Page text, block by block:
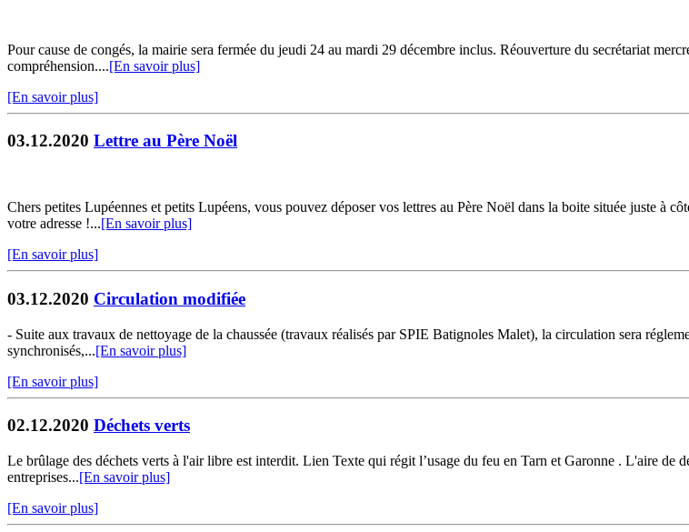
Pour cause de congés, la mairie sera fermée du jeudi 24 au mardi 29 décembre inclus. Réouverture du secrétariat
compréhension....[En savoir plus]
[En savoir plus]
03.12.2020 Lettre au Père Noël
Chers petites Lupéennes et petits Lupéens, vous pouvez déposer vos lettres au Père Noël dans la boite située juste à
votre adresse !...[En savoir plus]
[En savoir plus]
03.12.2020 Circulation modifiée
- Suite aux travaux de nettoyage de la chaussée (travaux réalisés par SPIE Batignoles Malet), la circulation sera
synchronisés,...[En savoir plus]
[En savoir plus]
02.12.2020 Déchets verts
Le brûlage des déchets verts à l'air libre est interdit. Lien Texte qui régit l’usage du feu en Tarn et Garonne . L'aire de
entreprises...[En savoir plus]
[En savoir plus]